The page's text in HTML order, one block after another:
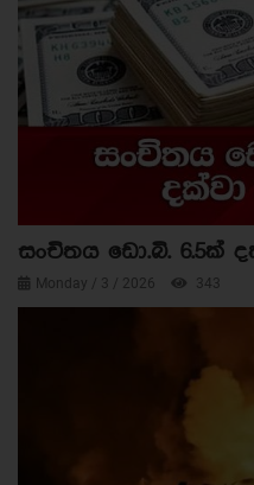
සංචිතය ඩො.බි. 6.5ක්
Monday / 3 / 2026 343